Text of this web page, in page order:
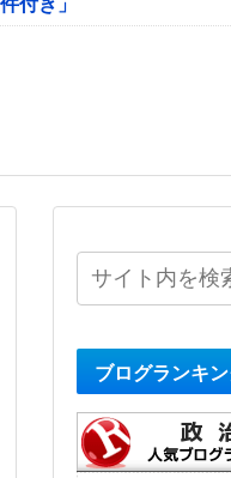
付き」
ブログランキ